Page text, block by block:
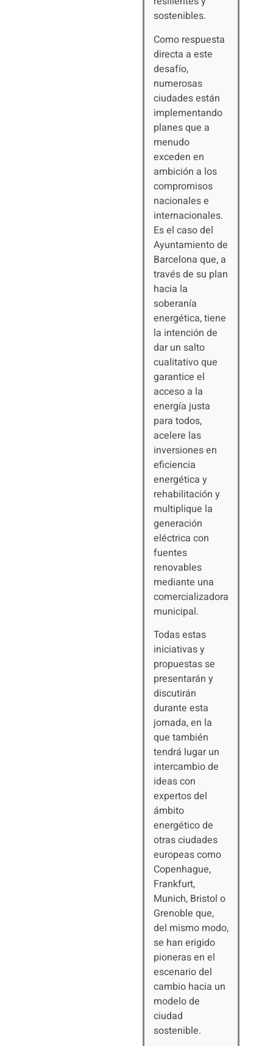
sostenibles.
Como respuesta
directa a este
desafío,
numerosas
ciudades están
implementando
planes que a
menudo
exceden en
ambición a los
compromisos
nacionales e
internacionales.
Es el caso del
Ayuntamiento de
Barcelona que, a
través de su plan
hacia la
soberanía
energética, tiene
la intención de
dar un salto
cualitativo que
garantice el
acceso a la
energía justa
para todos,
acelere las
inversiones en
eficiencia
energética y
rehabilitación y
multiplique la
generación
eléctrica con
fuentes
renovables
mediante una
comercializadora
municipal.
Todas estas
iniciativas y
propuestas se
presentarán y
discutirán
durante esta
jornada, en la
que también
tendrá lugar un
intercambio de
ideas con
expertos del
ámbito
energético de
otras ciudades
europeas como
Copenhague,
Frankfurt,
Munich, Bristol o
Grenoble que,
del mismo modo,
se han erigido
pioneras en el
escenario del
cambio hacia un
modelo de
ciudad
sostenible.